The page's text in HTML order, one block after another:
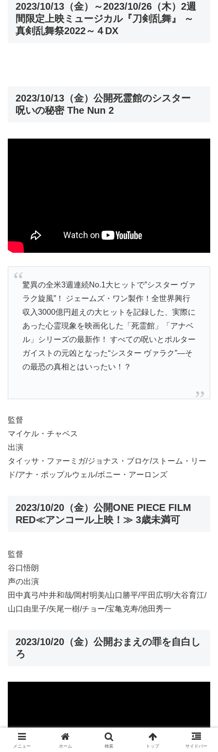
2023/10/13（金）～2023/10/26（木）2週
間限定上映ミュージカル『刀剣乱舞』 ～
真剣乱舞祭2022～４DX
2023/10/13（金）公開死霊館のシスター
呪いの秘密 The Nun 2
驚異の全米3週連続No.1大ヒットで”シスター ヴァ
ラク旋風”！ ジェームズ・ワン製作！全世界興行
収入3000億円超えの大ヒットを記録した、実際に
あった心霊現象を映画化した「死霊館」「アナベ
ル」シリーズの最新作！ すべての呪いとポルター
ガイストの元凶となった“シスター ヴァラク”―そ
の最恐の真相とはいったい！？
監督
マイケル・チャベス
出演
タイッサ・ファーミガ/ジョナス・ブロケ/ストーム・リー
ド/アナ・ポップルウェル/ボニー・アーロンズ
2023/10/20（金）公開ONE PIECE FILM
RED≪アンコール上映！≫ 3歳未満可
監督
谷口悟朗
声の出演
田中真弓/中井和哉/岡村明美/山口勝平/平田広明/大谷育江/
山口由里子/矢尾一樹/チョー/宝亀克寿/池田秀一
2023/10/20（金）公開おまえの罪を自白し
ろ
メニュー ホーム 検索 トップ サイドバー